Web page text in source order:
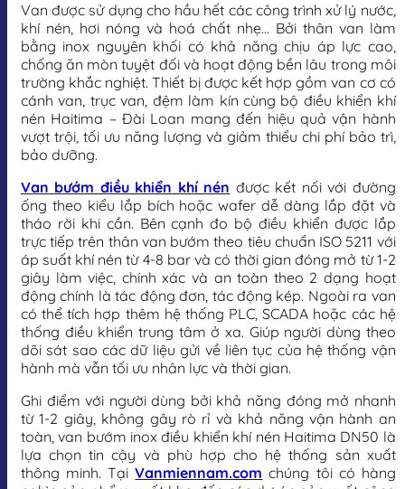
Van được sử dụng cho hầu hết các công trình xử lý nước,
khí nén, hơi nóng và hoá chất nhẹ… Bởi thân van làm
bằng inox nguyên khối có khả năng chịu áp lực cao,
chống ăn mòn tuyệt đối và hoạt động bền lâu trong môi
trường khắc nghiệt. Thiết bị được kết hợp gồm van cơ có
cánh van, trục van, đệm làm kín cùng bộ điều khiển khí
nén Haitima – Đài Loan mang đến hiệu quả vận hành
vượt trội, tối ưu năng lượng và giảm thiểu chi phí bảo trì,
bảo dưỡng.
Van bướm điều khiển khí nén được kết nối với đường
ống theo kiểu lắp bích hoặc wafer dễ dàng lắp đặt và
tháo rời khi cần. Bên cạnh đo bộ điều khiển được lắp
trực tiếp trên thân van bướm theo tiêu chuẩn ISO 5211 với
áp suất khí nén từ 4-8 bar và có thời gian đóng mở từ 1-2
giây làm việc, chính xác và an toàn theo 2 dạng hoạt
động chính là tác động đơn, tác động kép. Ngoài ra van
có thể tích hợp thêm hệ thống PLC, SCADA hoặc các hệ
thống điều khiển trung tâm ở xa. Giúp người dùng theo
dõi sát sao các dữ liệu gửi về liên tục của hệ thống vận
hành mà vẫn tối ưu nhân lực và thời gian.
Ghi điểm với người dùng bởi khả năng đóng mở nhanh
từ 1-2 giây, không gây rò rỉ và khả năng vận hành an
toàn, van bướm inox điều khiển khí nén Haitima DN50 là
lựa chọn tin cậy và phù hợp cho hệ thống sản xuất
thông minh. TạiVanmiennam.com chúng tôi có hàng